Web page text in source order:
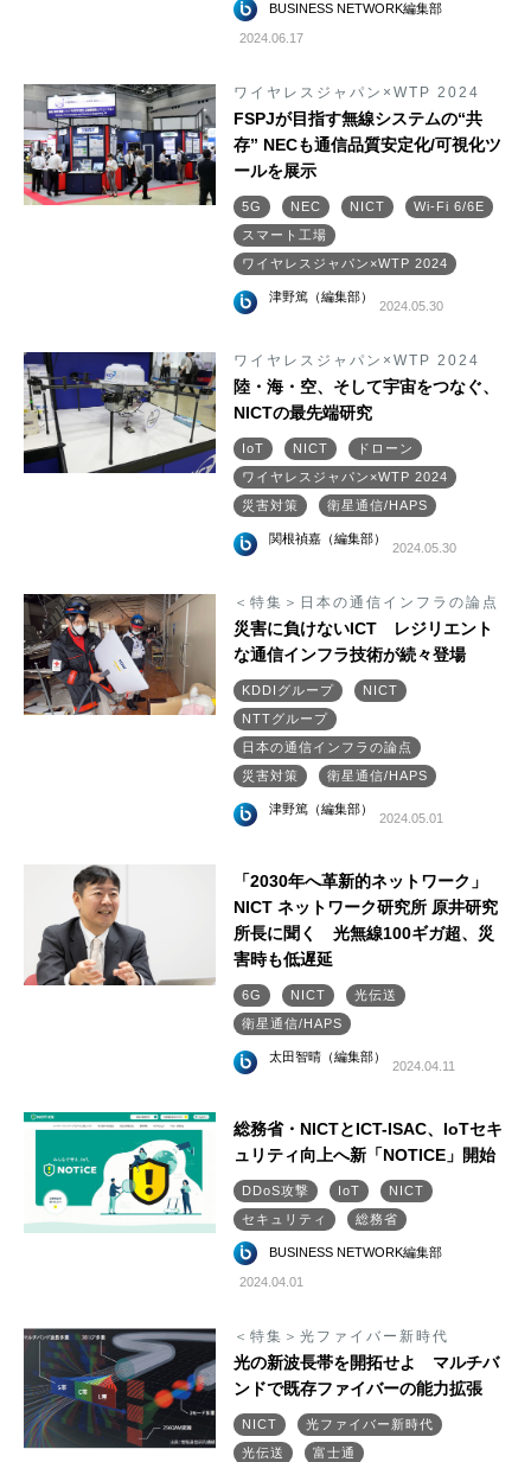
BUSINESS NETWORK編集部
2024.06.17
ワイヤレスジャパン×WTP 2024
FSPJが目指す無線システムの“共
存” NECも通信品質安定化/可視化ツ
ールを展示
5G NEC NICT
Wi-Fi 6/6E
スマート工場
ワイヤレスジャパン×WTP 2024
津野篤（編集部）
2024.05.30
ワイヤレスジャパン×WTP 2024
陸・海・空、そして宇宙をつなぐ、
NICTの最先端研究
IoT NICT
ドローン
ワイヤレスジャパン×WTP 2024
災害対策
衛星通信/HAPS
関根禎嘉（編集部）
2024.05.30
＜特集＞日本の通信インフラの論点
災害に負けないICT レジリエント
な通信インフラ技術が続々登場
KDDIグループ
NICT
NTTグループ
日本の通信インフラの論点
災害対策
衛星通信/HAPS
津野篤（編集部）
2024.05.01
「2030年へ革新的ネットワーク」
NICT ネットワーク研究所 原井研究
所長に聞く 光無線100ギガ超、災
害時も低遅延
6G NICT
光伝送
衛星通信/HAPS
太田智晴（編集部）
2024.04.11
総務省・NICTとICT-ISAC、IoTセキ
ュリティ向上へ新「NOTICE」開始
DDoS攻撃 IoT
NICT
セキュリティ
総務省
BUSINESS NETWORK編集部
2024.04.01
＜特集＞光ファイバー新時代
光の新波長帯を開拓せよ マルチバ
ンドで既存ファイバーの能力拡張
NICT
光ファイバー新時代
光伝送
富士通